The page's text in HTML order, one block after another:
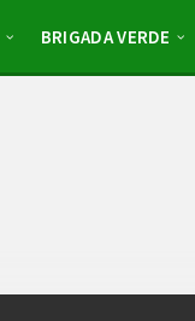
BRIGADA VERDE